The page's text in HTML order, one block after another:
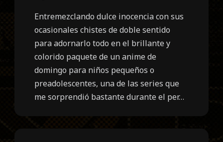
Entremezclando dulce inocencia con sus
ocasionales chistes de doble sentido
para adornarlo todo en el brillante y
colorido paquete de un anime de
domingo para niños pequeños o
preadolescentes, una de las series que
me sorprendió bastante durante el per…